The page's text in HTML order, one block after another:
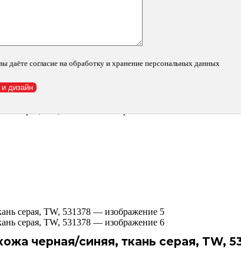
даёте согласие на обработку и хранение персональных данных
черная/синяя, ткань серая, TW,